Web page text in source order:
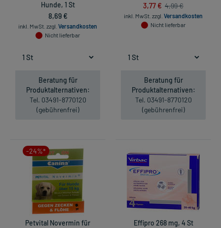
Hunde, 1 St
8,69 €
inkl. MwSt. zzgl. Versandkosten
Nicht lieferbar
Beratung für
Produktalternativen:
Tel. 03491-8770120
(gebührenfrei)
3,77 € 4,99 €
inkl. MwSt. zzgl. Versandkosten
Nicht lieferbar
Beratung für
Produktalternativen:
Tel. 03491-8770120
(gebührenfrei)
-24%*
Petvital Novermin für
Effipro 268 mg, 4 St